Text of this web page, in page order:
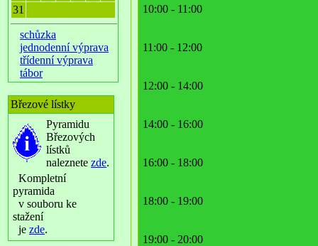
31
schůzka
jednodenní výprava
třídenní výprava
tábor
Březové lístky
Pyramidu
Březových
lístků
naleznete zde.
Kompletní
pyramida
v souboru ke
stažení
je zde.
10:00 - 11:00
11:00 - 12:00
12:00 - 14:00
14:00 - 16:00
16:00 - 18:00
18:00 - 19:00
19:00 - 20:00